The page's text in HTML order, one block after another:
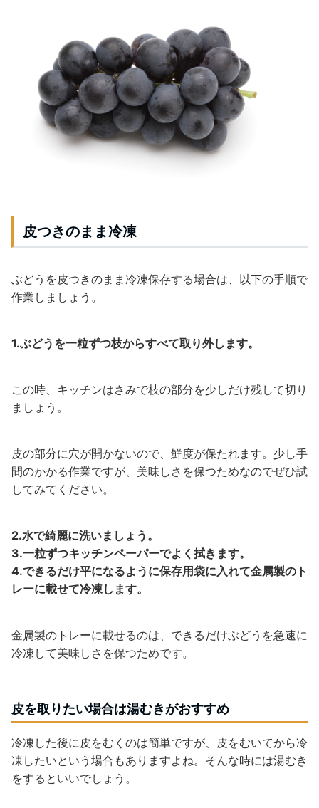
皮つきのまま冷凍
ぶどうを皮つきのまま冷凍保存する場合は、以下の手順で
作業しましょう。
1.ぶどうを一粒ずつ枝からすべて取り外します。
この時、キッチンはさみで枝の部分を少しだけ残して切り
ましょう。
皮の部分に穴が開かないので、鮮度が保たれます。少し手
間のかかる作業ですが、美味しさを保つためなのでぜひ試
してみてください。
2.水で綺麗に洗いましょう。
3.一粒ずつキッチンペーパーでよく拭きます。
4.できるだけ平になるように保存用袋に入れて金属製のト
レーに載せて冷凍します。
金属製のトレーに載せるのは、できるだけぶどうを急速に
冷凍して美味しさを保つためです。
皮を取りたい場合は湯むきがおすすめ
冷凍した後に皮をむくのは簡単ですが、皮をむいてから冷
凍したいという場合もありますよね。そんな時には湯むき
をするといいでしょう。